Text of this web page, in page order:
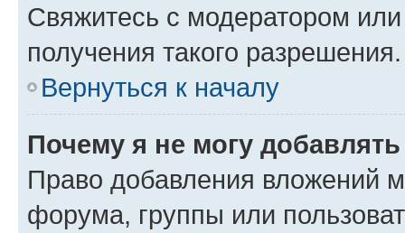
Свяжитесь с модератором
получения такого разрешения.
Вернуться к началу
Почему я не могу
Право добавления вложений
форума, группы или